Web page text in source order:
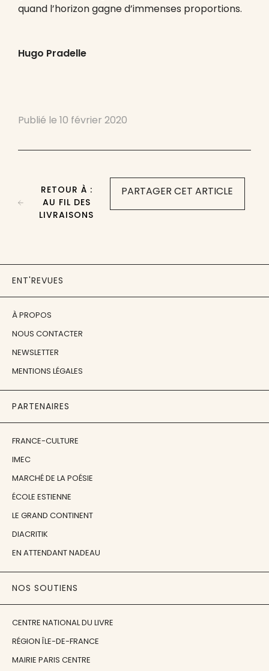
quand l’horizon gagne d’immenses proportions.
Hugo Pradelle
Publié le 10 février 2020
PARTAGER CET ARTICLE
RETOUR À :
AU FIL DES
LIVRAISONS
ENT'REVUES
À PROPOS
NOUS CONTACTER
NEWSLETTER
MENTIONS LÉGALES
PARTENAIRES
FRANCE-CULTURE
IMEC
MARCHÉ DE LA POÉSIE
ÉCOLE ESTIENNE
LE GRAND CONTINENT
DIACRITIK
EN ATTENDANT NADEAU
NOS SOUTIENS
CENTRE NATIONAL DU LIVRE
RÉGION ÎLE-DE-FRANCE
MAIRIE PARIS CENTRE